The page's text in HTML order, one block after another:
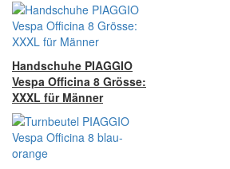
Handschuhe PIAGGIO
Vespa Officina 8 Grösse:
XXXL für Männer